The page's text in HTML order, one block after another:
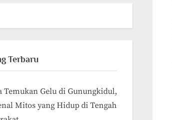
Terbaru
Temukan Gelu di Gunungkidul,
Mitos yang Hidup di Tengah